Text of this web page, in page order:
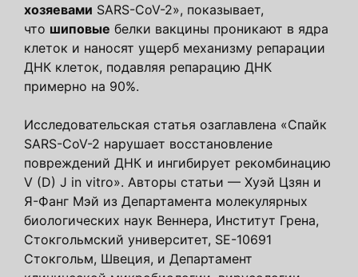
хозяевами SARS-CoV-2», показывает,
что шиповые белки вакцины проникают в ядра
клеток и наносят ущерб механизму репарации
ДНК клеток, подавляя репарацию ДНК
примерно на 90%.
Исследовательская статья озаглавлена ​​«Спайк
SARS-CoV-2 нарушает восстановление
повреждений ДНК и ингибирует рекомбинацию
V (D) J in vitro». Авторы статьи — Хуэй Цзян и
Я-Фанг Мэй из Департамента молекулярных
биологических наук Веннера, Институт Грена,
Стокгольмский университет, SE-10691
Стокгольм, Швеция, и Департамент